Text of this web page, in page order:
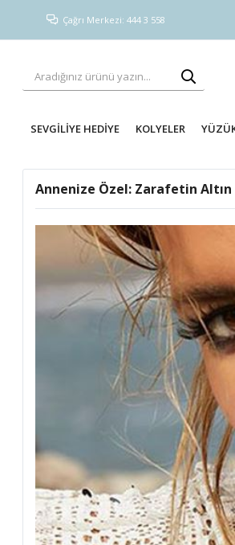
Çağrı Merkezi: 444 3 558
SEVGİLİYE HEDİYE KOLYELER
Annenize Özel: Zarafetin